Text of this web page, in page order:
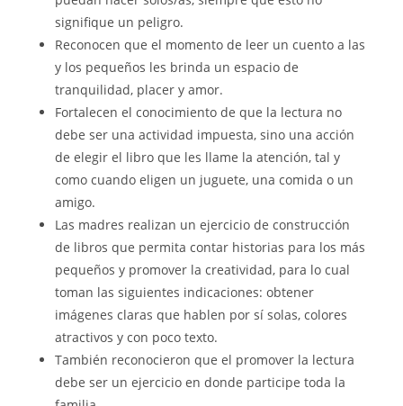
signifique un peligro.
Reconocen que el momento de leer un cuento a las
y los pequeños les brinda un espacio de
tranquilidad, placer y amor.
Fortalecen el conocimiento de que la lectura no
debe ser una actividad impuesta, sino una acción
de elegir el libro que les llame la atención, tal y
como cuando eligen un juguete, una comida o un
amigo.
Las madres realizan un ejercicio de construcción
de libros que permita contar historias para los más
pequeños y promover la creatividad, para lo cual
toman las siguientes indicaciones: obtener
imágenes claras que hablen por sí solas, colores
atractivos y con poco texto.
También reconocieron que el promover la lectura
debe ser un ejercicio en donde participe toda la